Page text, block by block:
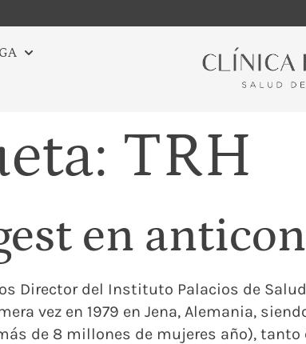
TRH
en
Director del Instituto Palacios de
vez en 1979 en Jena, Alemania,
de 8 millones de mujeres año), tanto